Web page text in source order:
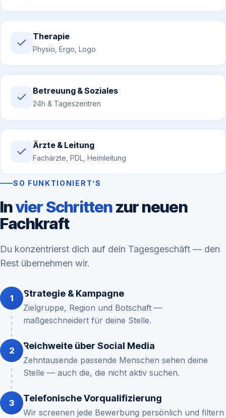
Therapie
Physio, Ergo, Logo
Betreuung & Soziales
24h & Tageszentren
Ärzte & Leitung
Fachärzte, PDL, Heimleitung
SO FUNKTIONIERT’S
Invier Schrittenzur neuen
Fachkraft
Du konzentrierst dich auf dein Tagesgeschäft — den
Rest übernehmen wir.
Strategie & Kampagne
Zielgruppe, Region und Botschaft —
maßgeschneidert für deine Stelle.
Reichweite über Social Media
Zehntausende passende Menschen sehen deine
Stelle — auch die, die nicht aktiv suchen.
Telefonische Vorqualifizierung
Wir screenen jede Bewerbung persönlich und filtern